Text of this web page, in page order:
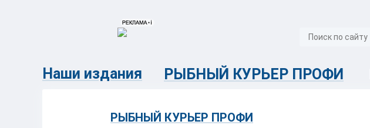
Наши издания РЫБНЫЙ КУРЬЕР ПРОФИ
РЫБНЫЙ КУРЬЕР ПРОФИ